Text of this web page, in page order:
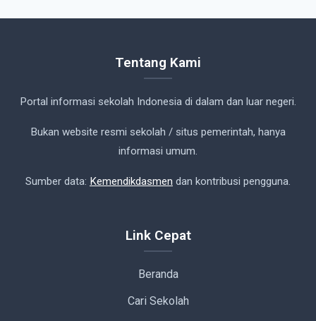
Tentang Kami
Portal informasi sekolah Indonesia di dalam dan luar negeri.
Bukan website resmi sekolah / situs pemerintah, hanya
informasi umum.
Sumber data: Kemendikdasmen dan kontribusi pengguna.
Link Cepat
Beranda
Cari Sekolah